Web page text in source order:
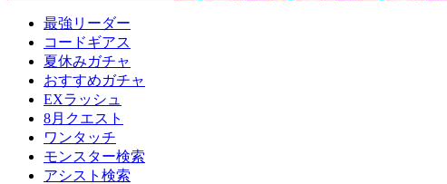
最強リーダー
コードギアス
夏休みガチャ
おすすめガチャ
EXラッシュ
8月クエスト
ワンタッチ
モンスター検索
アシスト検索